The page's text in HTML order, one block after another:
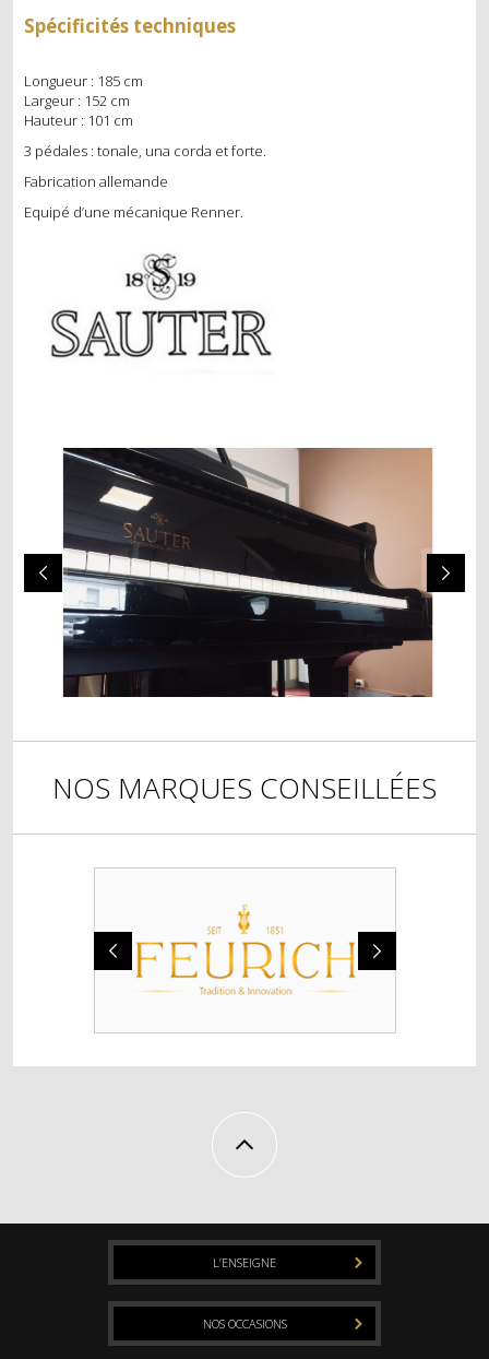
POSE DE SYSTÈME SILENCIEUX
LOCATION AVEC OPTION D’ACHAT
ÉVÉNEMENT
Spécificités techniques
Longueur : 185 cm
Largeur : 152 cm
Hauteur : 101 cm
3 pédales : tonale, una corda et forte.
Fabrication allemande
Equipé d’une mécanique Renner.
NOS MARQUES CONSEILLÉES
L’ENSEIGNE
NOS OCCASIONS